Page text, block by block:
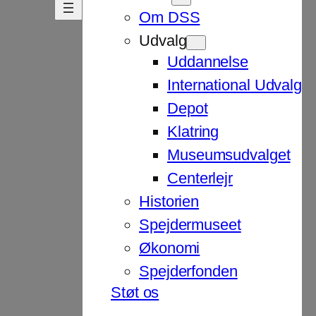
Om DSS
Udvalg
Uddannelse
International Udvalg
Depot
Klatring
Museumsudvalget
Centerlejr
Historien
Spejdermuseet
Økonomi
Spejderfonden
Støt os